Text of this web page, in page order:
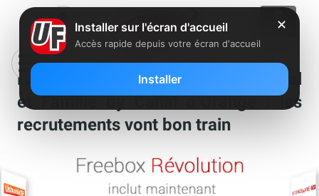
Freebox Révolution avec TV by Canal
et Famille by Canal d’Orange : les
recrutements vont bon train
✕
Installer sur l'écran d'accueil
Accès rapide depuis votre écran d'accueil
Installer